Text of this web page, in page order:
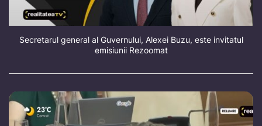
Secretarul general al Guvernului, Alexei Buzu, este invitatul
emisiunii Rezoomat